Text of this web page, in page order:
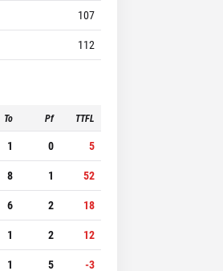
107
112
To Pf TTFL
1 0
5
8 1
52
6 2
18
1 2
12
1 5
-3